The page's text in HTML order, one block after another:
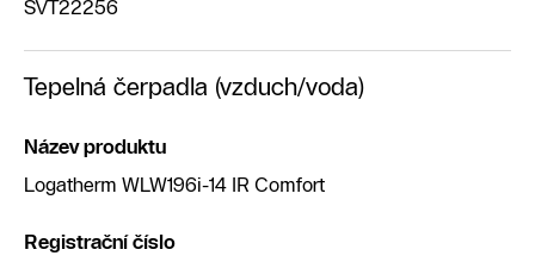
SVT22256
Tepelná čerpadla (vzduch/voda)
Název produktu
Logatherm WLW196i-14 IR Comfort
Registrační číslo